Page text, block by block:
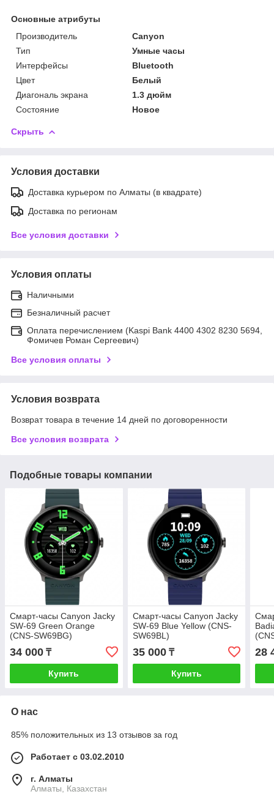
Основные атрибуты
Производитель
Canyon
Тип
Умные часы
Интерфейсы
Bluetooth
Цвет
Белый
Диагональ экрана
1.3 дюйм
Состояние
Новое
Скрыть
Условия доставки
Доставка курьером по Алматы (в квадрате)
Доставка по регионам
Все условия доставки
Условия оплаты
Наличными
Безналичный расчет
Оплата перечислением (Kaspi Bank 4400 4302 8230 5694,
Фомичев Роман Сергеевич)
Все условия оплаты
Условия возврата
Возврат товара в течение 14 дней по договоренности
Все условия возврата
Подобные товары компании
Смарт-часы Canyon Jacky
SW-69 Green Orange
(CNS-SW69BG)
34 000 ₸
Купить
Смарт-часы Canyon Jacky
SW-69 Blue Yellow (CNS-
SW69BL)
35 000₸
Купить
28
О нас
85% положительных из 13 отзывов за год
Работает с 03.02.2010
г. Алматы
Алматы, Казахстан